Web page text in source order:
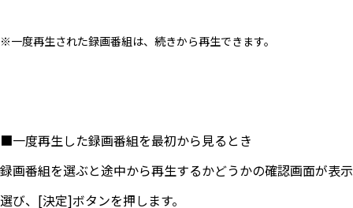
※一度再生された録画番組は、続きから再生できます。
■一度再生した録画番組を最初から見るとき
録画番組を選ぶと途中から再生するかどうかの確認画面が
選び、[決定]ボタンを押します。